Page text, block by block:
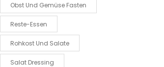
Obst Und Gemüse Fasten
Reste-Essen
Rohkost Und Salate
Salat Dressing